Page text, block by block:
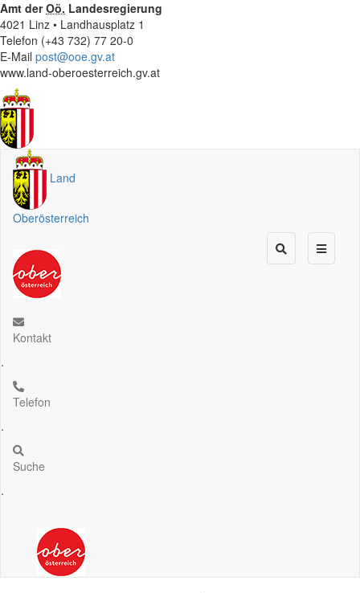
Amt derOö. Landesregierung
4021 Linz • Landhausplatz 1
Telefon (+43 732) 77 20-0
E-Mail post@ooe.gv.at
www.land-oberoesterreich.gv.at
Land
Oberösterreich
Kontakt
.
Telefon
.
Suche
.